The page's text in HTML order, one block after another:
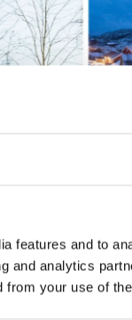
features and to
and analytics
from your use of